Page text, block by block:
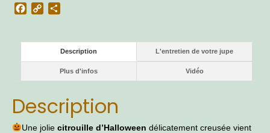
Facebook
Copy
Description L'entretien de votre jupe
Plus d'infos Vidéo
Description
Une jolie citrouille d’Halloween délicatement creusée vient